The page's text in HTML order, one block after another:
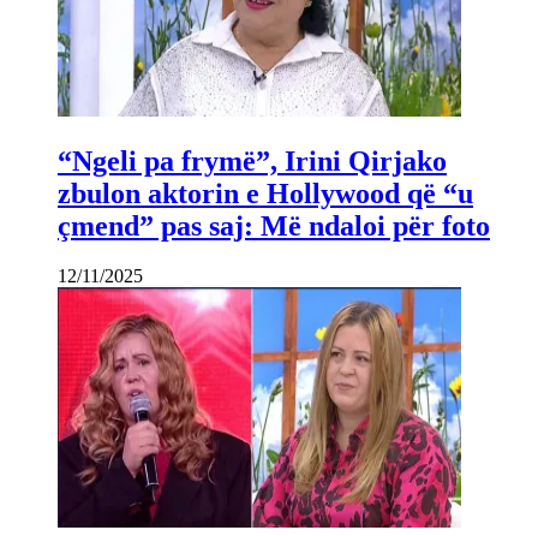
“Ngeli pa frymë”, Irini Qirjako
zbulon aktorin e Hollywood që “u
çmend” pas saj: Më ndaloi për foto
12/11/2025